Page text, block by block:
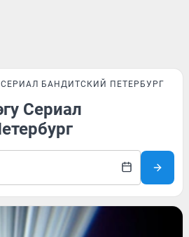
СЕРИАЛ БАНДИТСКИЙ ПЕТЕРБУРГ
Сериал